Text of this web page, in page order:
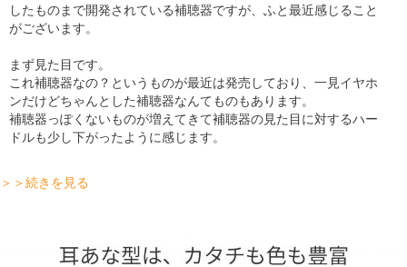
したものまで開発されている補聴器ですが、ふと最近感じること
がございます。
まず見た目です。
これ補聴器なの？というものが最近は発売しており、一見イヤホ
ンだけどちゃんとした補聴器なんてものもあります。
補聴器っぽくないものが増えてきて補聴器の見た目に対するハー
ドルも少し下がったように感じます。
＞＞続きを見る